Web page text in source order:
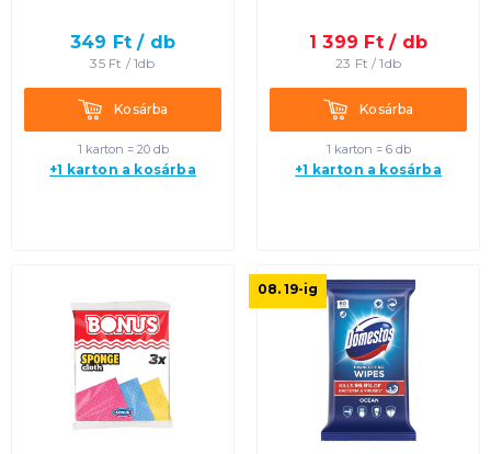
349 Ft / db
35Ft / 1db
KosárbaKosárba
1 karton = 20 db
+1 karton a kosárba
1 399 Ft / db
23 Ft /1db
KosárbaKosárba
1 karton = 6 db
+1 karton a kosárba
08. 19-ig